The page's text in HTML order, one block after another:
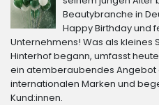
Beautybranche in
Happy Birthday und
Unternehmens! Was als kleines
Hinterhof begann, umfasst
ein atemberaubendes Angebot
internationalen Marken und
Kund:innen.